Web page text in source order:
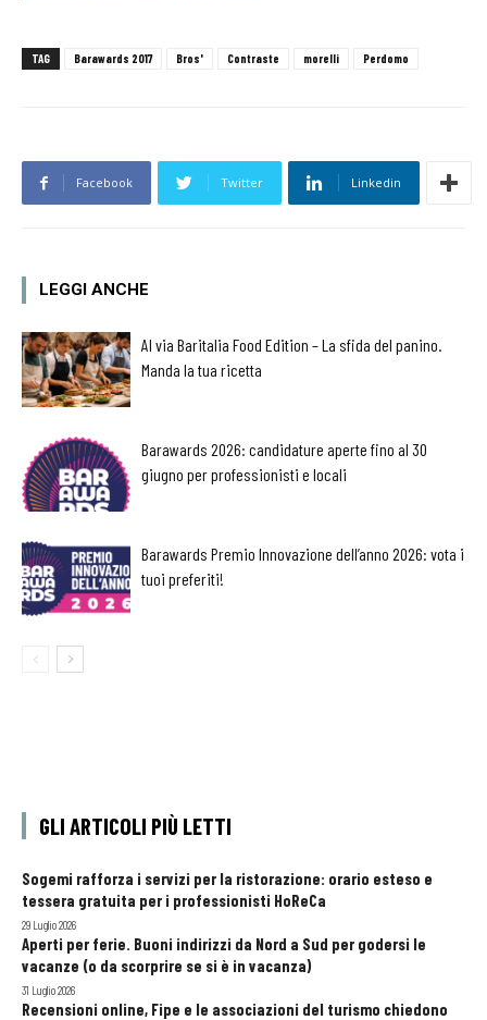
TAG Barawards 2017 Bros' Contraste morelli Perdomo
Facebook Twitter Linkedin
LEGGI ANCHE
Al via Baritalia Food Edition – La sfida del panino.
Manda la tua ricetta
Barawards 2026: candidature aperte fino al 30
giugno per professionisti e locali
Barawards Premio Innovazione dell’anno 2026: vota i
tuoi preferiti!
GLI ARTICOLI PIÙ LETTI
Sogemi rafforza i servizi per la ristorazione: orario esteso e
tessera gratuita per i professionisti HoReCa
29 Luglio 2026
Aperti per ferie. Buoni indirizzi da Nord a Sud per godersi le
vacanze (o da scorprire se si è in vacanza)
31 Luglio 2026
Recensioni online, Fipe e le associazioni del turismo chiedono